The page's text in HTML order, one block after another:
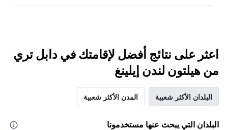
اعثر على نتائج أفضل لإقامتك في دابل تري
من هيلتون لندن إيلينغ
البلدان الأكثر شعبية المدن الأكثر شعبية
البلدان التي يبحث عنها مستخدمونا